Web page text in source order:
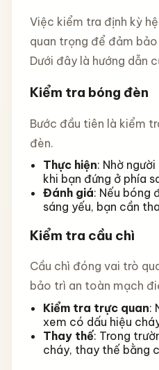
Việc kiểm tra định kỳ
quan trọng để đảm
Dưới đây là hướng dẫn
Kiểm tra bóng đèn
Bước đầu tiên là kiểm
đèn.
Thực hiện: Nhờ
khi bạn đứng ở phía
Đánh giá: Nếu bóng
sáng yếu, bạn cần
Kiểm tra cầu chì
Cầu chì đóng vai trò
bảo trì an toàn mạch
Kiểm tra trực quan:
xem có dấu hiệu
Thay thế: Trong
cháy, thay thế bằng